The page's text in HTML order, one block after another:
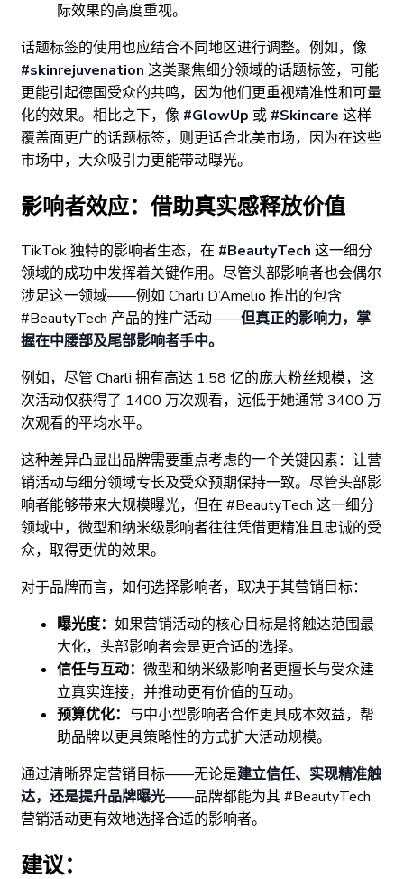
际效果的高度重视。
话题标签的使用也应结合不同地区进行调整。例如，像
#skinrejuvenation 这类聚焦细分领域的话题标签，可能
更能引起德国受众的共鸣，因为他们更重视精准性和可量
化的效果。相比之下，像 #GlowUp 或 #Skincare 这样
覆盖面更广的话题标签，则更适合北美市场，因为在这些
市场中，大众吸引力更能带动曝光。
影响者效应：借助真实感释放价值
TikTok 独特的影响者生态，在 #BeautyTech 这一细分
领域的成功中发挥着关键作用。尽管头部影响者也会偶尔
涉足这一领域——例如 Charli D’Amelio 推出的包含
#BeautyTech 产品的推广活动——但真正的影响力，掌
握在中腰部及尾部影响者手中。
例如，尽管 Charli 拥有高达 1.58 亿的庞大粉丝规模，这
次活动仅获得了 1400 万次观看，远低于她通常 3400 万
次观看的平均水平。
这种差异凸显出品牌需要重点考虑的一个关键因素：让营
销活动与细分领域专长及受众预期保持一致。尽管头部影
响者能够带来大规模曝光，但在 #BeautyTech 这一细分
领域中，微型和纳米级影响者往往凭借更精准且忠诚的受
众，取得更优的效果。
对于品牌而言，如何选择影响者，取决于其营销目标：
曝光度： 如果营销活动的核心目标是将触达范围最
大化，头部影响者会是更合适的选择。
信任与互动： 微型和纳米级影响者更擅长与受众建
立真实连接，并推动更有价值的互动。
预算优化： 与中小型影响者合作更具成本效益，帮
助品牌以更具策略性的方式扩大活动规模。
通过清晰界定营销目标——无论是建立信任、实现精准触
达，还是提升品牌曝光——品牌都能为其 #BeautyTech
营销活动更有效地选择合适的影响者。
建议：